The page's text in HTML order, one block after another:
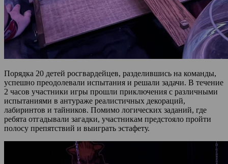
Порядка 20 детей росгвардейцев, разделившись на команды,
успешно преодолевали испытания и решали задачи. В течение
2 часов участники игры прошли приключения с различными
испытаниями в антураже реалистичных декораций,
лабиринтов и тайников. Помимо логических заданий, где
ребята отгадывали загадки, участникам предстояло пройти
полосу препятствий и выиграть эстафету.